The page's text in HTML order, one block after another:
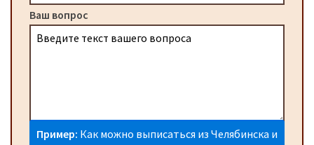
Ваш вопрос
Пример: Как можно выписаться из Челябинска и